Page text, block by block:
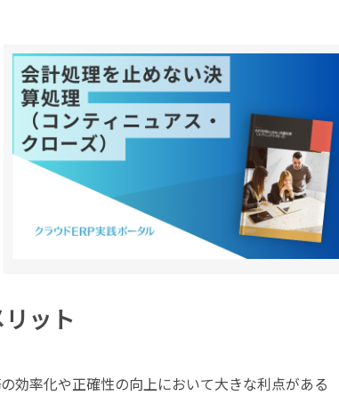
ット
効率化や正確性の向上において大きな利点がある